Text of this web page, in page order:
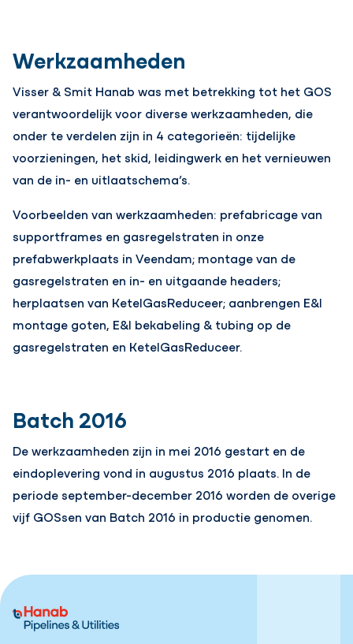
Werkzaamheden
Visser & Smit Hanab was met betrekking tot het GOS
verantwoordelijk voor diverse werkzaamheden, die
onder te verdelen zijn in 4 categorieën: tijdelijke
voorzieningen, het skid, leidingwerk en het vernieuwen
van de in- en uitlaatschema’s.
Voorbeelden van werkzaamheden: prefabricage van
supportframes en gasregelstraten in onze
prefabwerkplaats in Veendam; montage van de
gasregelstraten en in- en uitgaande headers;
herplaatsen van KetelGasReduceer; aanbrengen E&I
montage goten, E&I bekabeling & tubing op de
gasregelstraten en KetelGasReduceer.
Batch 2016
De werkzaamheden zijn in mei 2016 gestart en de
eindoplevering vond in augustus 2016 plaats. In de
periode september-december 2016 worden de overige
vijf GOSsen van Batch 2016 in productie genomen.